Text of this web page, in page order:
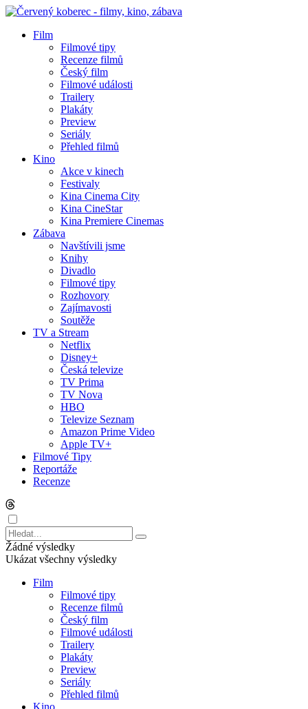
Film
Filmové tipy
Recenze filmů
Český film
Filmové události
Trailery
Plakáty
Preview
Seriály
Přehled filmů
Kino
Akce v kinech
Festivaly
Kina Cinema City
Kina CineStar
Kina Premiere Cinemas
Zábava
Navštívili jsme
Knihy
Divadlo
Filmové tipy
Rozhovory
Zajímavosti
Soutěže
TV a Stream
Netflix
Disney+
Česká televize
TV Prima
TV Nova
HBO
Televize Seznam
Amazon Prime Video
Apple TV+
Filmové Tipy
Reportáže
Recenze
Žádné výsledky
Ukázat všechny výsledky
Film
Filmové tipy
Recenze filmů
Český film
Filmové události
Trailery
Plakáty
Preview
Seriály
Přehled filmů
Kino